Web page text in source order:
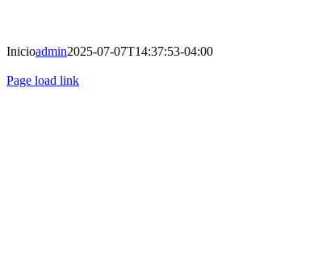
Inicioadmin2025-07-07T14:37:53-04:00
Page load link